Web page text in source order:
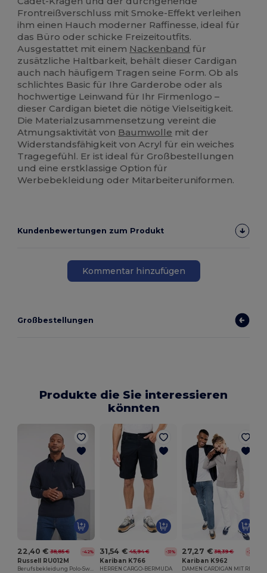
Frontreißverschluss mit Smoke-Effekt verleihen
ihm einen Hauch moderner Raffinesse, ideal für
das Büro oder schicke Freizeitoutfits.
Ausgestattet mit einem Nackenband für
zusätzliche Haltbarkeit, behält dieser Cardigan
auch nach häufigem Tragen seine Form. Ob als
schlichtes Basic für Ihre Garderobe oder als
hochwertige Leinwand für Ihr Firmenlogo –
dieser Cardigan bietet die nötige Vielseitigkeit.
Die Materialzusammensetzung vereint die
Atmungsaktivität von Baumwolle mit der
Widerstandsfähigkeit von Acryl für ein weiches
Tragegefühl. Er ist ideal für Großbestellungen
und eine erstklassige Option für
Werbebekleidung oder Mitarbeiteruniformen.
Kundenbewertungen zum Produkt
Kommentar hinzufügen
Großbestellungen
Produkte die Sie interessieren
könnten
22,40 € 38,85 € -42%
Russell RU012M
Berufsbekleidung Polo-Sweatshirt
31,54 € 45,94 € -31%
Kariban K766
HERREN CARGO-BERMUDA
27,27 € 38,39 € -29%
Kariban K962